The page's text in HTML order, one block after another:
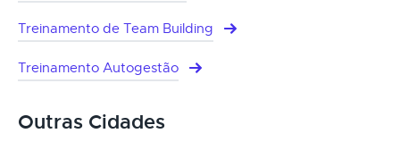
Treinamento de Team Building
Treinamento Autogestão
Outras Cidades